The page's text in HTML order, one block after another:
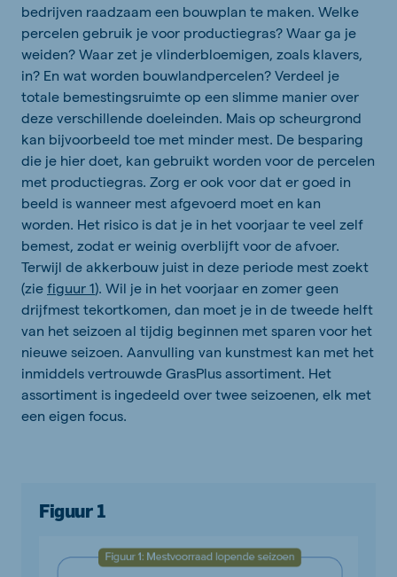
bedrijven raadzaam een bouwplan te maken. Welke
percelen gebruik je voor productiegras? Waar ga je
weiden? Waar zet je vlinderbloemigen, zoals klavers,
in? En wat worden bouwlandpercelen? Verdeel je
totale bemestingsruimte op een slimme manier over
deze verschillende doeleinden. Mais op scheurgrond
kan bijvoorbeeld toe met minder mest. De besparing
die je hier doet, kan gebruikt worden voor de percelen
met productiegras. Zorg er ook voor dat er goed in
beeld is wanneer mest afgevoerd moet en kan
worden. Het risico is dat je in het voorjaar te veel zelf
bemest, zodat er weinig overblijft voor de afvoer.
Terwijl de akkerbouw juist in deze periode mest zoekt
(zie figuur 1). Wil je in het voorjaar en zomer geen
drijfmest tekortkomen, dan moet je in de tweede helft
van het seizoen al tijdig beginnen met sparen voor het
nieuwe seizoen. Aanvulling van kunstmest kan met het
inmiddels vertrouwde GrasPlus assortiment. Het
assortiment is ingedeeld over twee seizoenen, elk met
een eigen focus.
Figuur 1